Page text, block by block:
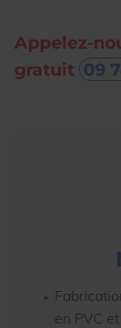
Appelez-
gratuit 09
en PVC